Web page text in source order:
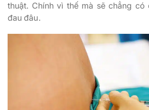
thuật. Chính vì thế mà sẽ chẳng
đau đâu.